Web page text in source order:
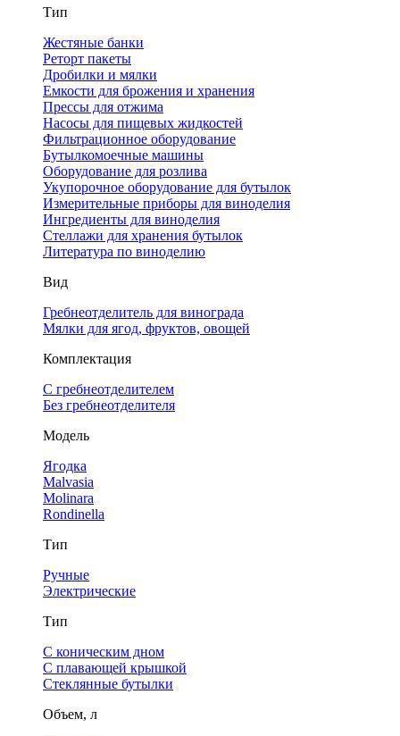
Тип
Жестяные банки
Реторт пакеты
Дробилки и мялки
Емкости для брожения и хранения
Прессы для отжима
Насосы для пищевых жидкостей
Фильтрационное оборудование
Бутылкомоечные машины
Оборудование для розлива
Укупорочное оборудование для бутылок
Измерительные приборы для виноделия
Ингредиенты для виноделия
Стеллажи для хранения бутылок
Литература по виноделию
Вид
Гребнеотделитель для винограда
Мялки для ягод, фруктов, овощей
Комплектация
С гребнеотделителем
Без гребнеотделителя
Модель
Ягодка
Malvasia
Molinara
Rondinella
Тип
Ручные
Электрические
Тип
С коническим дном
С плавающей крышкой
Стеклянные бутылки
Объем, л